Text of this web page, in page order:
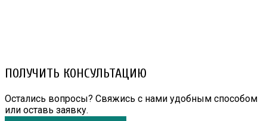
ПОЛУЧИТЬ КОНСУЛЬТАЦИЮ
Остались вопросы? Свяжись с нами удобным способом
или оставь заявку.